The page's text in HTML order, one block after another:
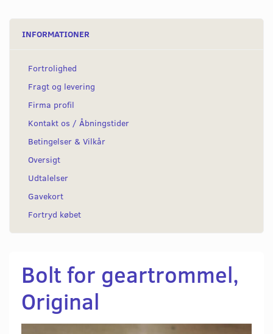
INFORMATIONER
Fortrolighed
Fragt og levering
Firma profil
Kontakt os / Åbningstider
Betingelser & Vilkår
Oversigt
Udtalelser
Gavekort
Fortryd købet
Bolt for geartrommel,
Original